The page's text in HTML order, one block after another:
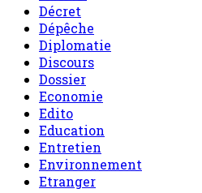
Décret
Dépêche
Diplomatie
Discours
Dossier
Economie
Edito
Education
Entretien
Environnement
Etranger